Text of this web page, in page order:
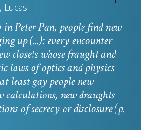
Lucas
inPeter Pan, people find new
up (...): every encounter
closets whose fraught and
laws of optics and physics
least gay people new
calculations, new draughts
of secrecy or disclosure(p.